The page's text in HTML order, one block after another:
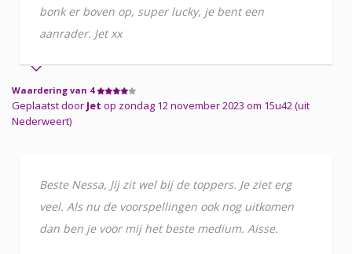
bonk er boven op, super lucky, je bent een
aanrader. Jet xx
Waardering van 4
Geplaatst door Jet op zondag 12 november 2023 om 15u42 (uit
Nederweert)
Beste Nessa, Jij zit wel bij de toppers. Je ziet erg
veel. Als nu de voorspellingen ook nog uitkomen
dan ben je voor mij het beste medium. Aisse.